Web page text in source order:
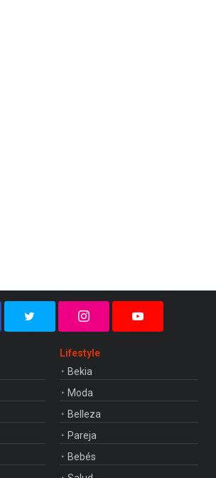
Lifestyle
Bekia
Moda
Belleza
Pareja
Bebés